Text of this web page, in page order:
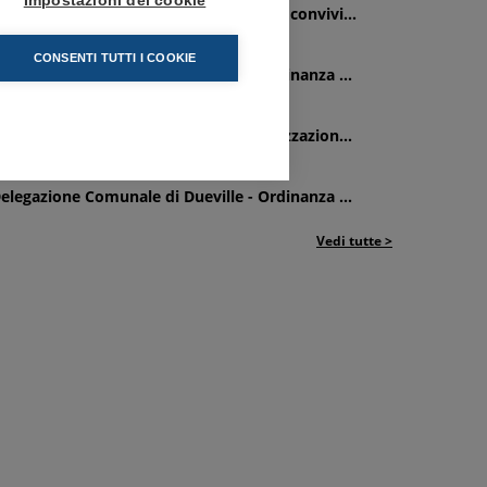
Delegazione Comunale di Lonigo - Cena convivi...
20/07/2026
Delegazione Comunale di Dueville - Ordinanza ...
Delegazione Comunale di Asiago - Realizzazion...
Comunale di Dueville - Ordinanza ...
Vedi tutte >
CONSENTI TUTTI I COOKIE